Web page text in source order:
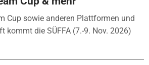
Cup sowie anderen Plattformen und
kommt die SÜFFA (7.-9. Nov. 2026)